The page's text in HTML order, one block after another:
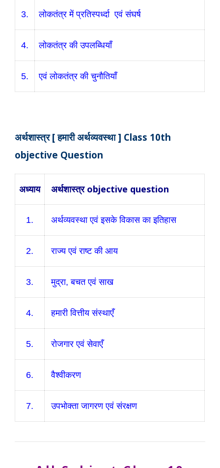
3. लोकतंत्र में प्रतिस्पर्ध्दा एवं संघर्ष
4. लोकतंत्र की उपलब्धियाँ
5. एवं लोकतंत्र की चुनौतियाँ
अर्थशास्त्र [हमारीअर्थव्यवस्था ] Class 10th
objective Question
अध्याय अर्थशास्त्र objective question
1. अर्थव्यवस्था एवं इसके विकास का इतिहास
2. राज्य एवं राष्ट की आय
3. मुद्रा, बचत एवं साख
4. हमारी वित्तीय संस्थाएँ
5. रोजगार एवं सेवाएँ
6. वैश्वीकरण
7. उपभोक्ता जागरण एवं संरक्षण